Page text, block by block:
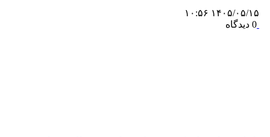
۱۴۰۵/۰۵/۱۵ ۱۰:۵۶
0 دیدگاه